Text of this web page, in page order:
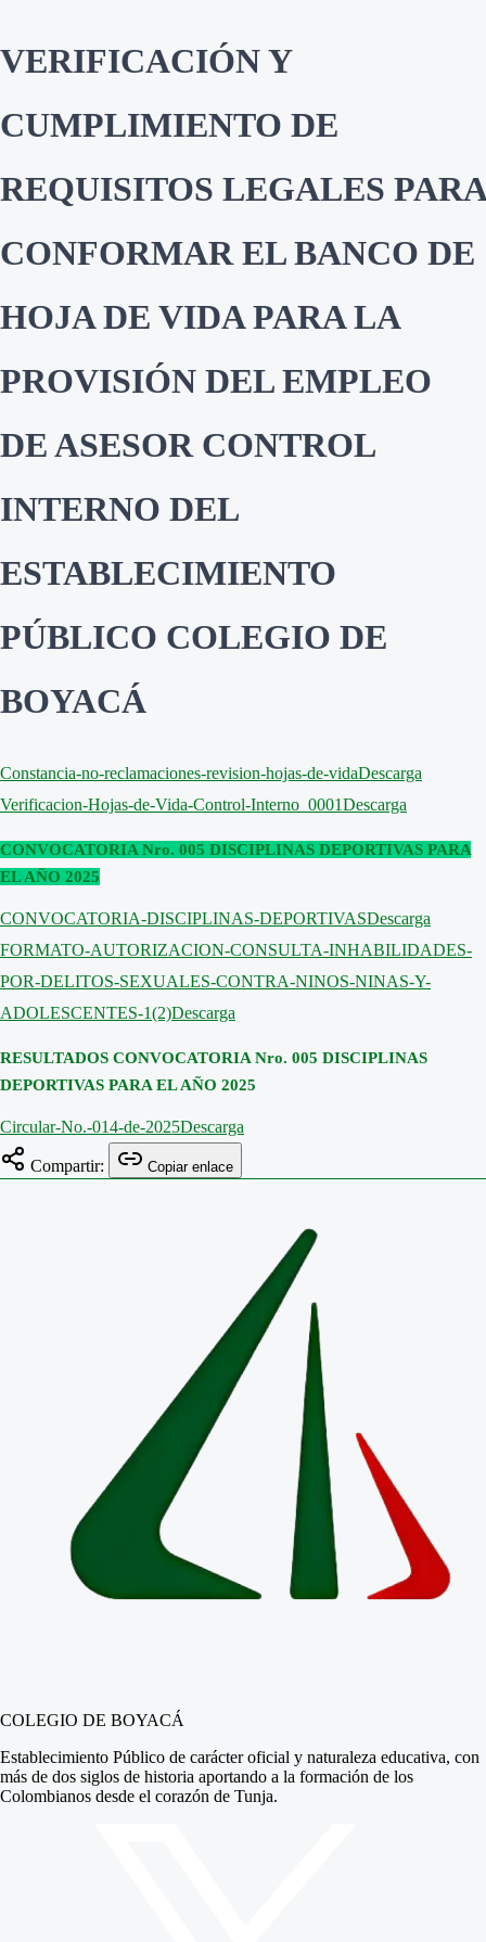
VERIFICACIÓN Y
CUMPLIMIENTO DE
REQUISITOS LEGALES PARA
CONFORMAR EL BANCO DE
HOJA DE VIDA PARA LA
PROVISIÓN DEL EMPLEO
DE ASESOR CONTROL
INTERNO DEL
ESTABLECIMIENTO
PÚBLICO COLEGIO DE
BOYACÁ
Constancia-no-reclamaciones-revision-hojas-de-vidaDescarga
Verificacion-Hojas-de-Vida-Control-Interno_0001Descarga
CONVOCATORIA Nro. 005 DISCIPLINAS DEPORTIVAS PARA
EL AÑO 2025
CONVOCATORIA-DISCIPLINAS-DEPORTIVASDescarga
FORMATO-AUTORIZACION-CONSULTA-INHABILIDADES-
POR-DELITOS-SEXUALES-CONTRA-NINOS-NINAS-Y-
ADOLESCENTES-1(2)Descarga
RESULTADOS CONVOCATORIA Nro. 005 DISCIPLINAS
DEPORTIVAS PARA EL AÑO 2025
Circular-No.-014-de-2025Descarga
Compartir: Copiar enlace
COLEGIO DE BOYACÁ
Establecimiento Público de carácter oficial y naturaleza educativa, con
más de dos siglos de historia aportando a la formación de los
Colombianos desde el corazón de Tunja.